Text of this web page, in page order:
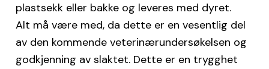
plastsekk eller bakke og leveres med dyret.
Alt må være med, da dette er en vesentlig del
av den kommende veterinærundersøkelsen og
godkjenning av slaktet. Dette er en trygghet